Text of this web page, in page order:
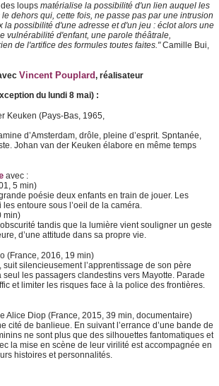
loups matérialise la possibilité d'un lien auquel les
dehors qui, cette fois, ne passe pas par une intrusion
possibilité d'une adresse et d'un jeu : éclot alors une
vulnérabilité d'enfant, une parole théâtrale,
de l'artifice des formules toutes faites."Camille Bui,
Vincent Pouplard, réalisateur
du lundi 8 mai) :
Keuken (Pays-Bas, 1965,
d’Amsterdam, drôle, pleine d’esprit. Spntanée,
Johan van der Keuken élabore en même temps
avec :
5 min)
poésie deux enfants en train de jouer. Les
entoure sous l’oeil de la caméra.
min)
tandis que la lumière vient souligner un geste
d’une attitude dans sa propre vie.
(France, 2016, 19 min)
silencieusement l’apprentissage de son père
les passagers clandestins vers Mayotte. Parade
et limiter les risques face à la police des frontières.
Alice Diop (France, 2015, 39 min, documentaire)
cité de banlieue. En suivant l’errance d’une bande de
ne sont plus que des silhouettes fantomatiques et
la mise en scène de leur virilité est accompagnée en
histoires et personnalités.